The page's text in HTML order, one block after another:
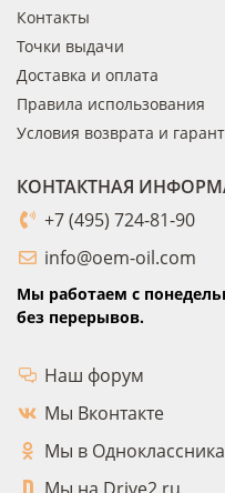
Контакты
Точки выдачи
Доставка и оплата
Правила использования
Условия возврата и
КОНТАКТНАЯ
+7 (495) 724-81-90
info@oem-oil.com
Мы работаем с
без перерывов.
Наш форум
Мы Вконтакте
Мы в